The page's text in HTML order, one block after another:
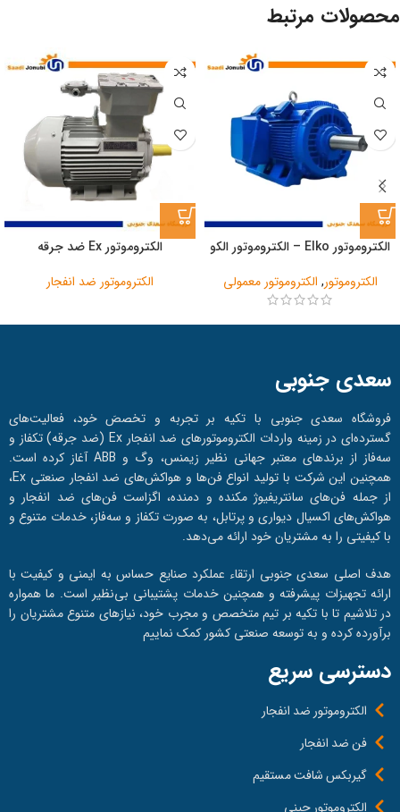
محصولات مرتبط
الکتروموتور ‌Elko – الکتروموتور الکو
الکتروموتور, الکتروموتور معمولی
الکتروموتور Ex ضد جرقه
الکتروموتور ضد انفجار
سعدی جنوبی
فروشگاه سعدی جنوبی با تکیه بر تجربه و تخصصَ خود، فعالیت‌های
گسترده‌ای در زمینه واردات الکتروموتورهای ضد انفجار Ex (ضد جرقه) تکفاز و
سه‌فاز از برندهای معتبر جهانی نظیر زیمنس، وگ و ABB آغاز کرده است.
همچنین این شرکت با تولید انواع فن‌ها و هواکش‌های ضد انفجار صنعتی Ex،
از جمله فن‌های سانتریفیوژ مکنده و دمنده، اگزاست فن‌های ضد انفجار و
هواکش‌های اکسیال دیواری و پرتابل، به صورت تکفاز و سه‌فاز، خدمات متنوع و
با کیفیتی را به مشتریان خود ارائه می‌دهد.
هدف اصلی سعدی جنوبی ارتقاء عملکرد صنایع حساس به ایمنی و کیفیت با
ارائه تجهیزات پیشرفته و همچنین خدمات پشتیبانی بی‌نظیر است. ما همواره
در تلاشیم تا با تکیه بر تیم متخصص و مجرب خود، نیازهای متنوع مشتریان را
برآورده کرده و به توسعه صنعتی کشور کمک نماییم
دسترسی سریع
الکتروموتور ضد انفجار
فن ضد انفجار
گیربکس شافت مستقیم
الکتروموتور چینی